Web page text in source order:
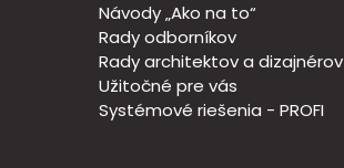
Návody „Ako na to“
Rady odborníkov
Rady architektov a dizajnérov
Užitočné pre vás
Systémové riešenia - PROFI